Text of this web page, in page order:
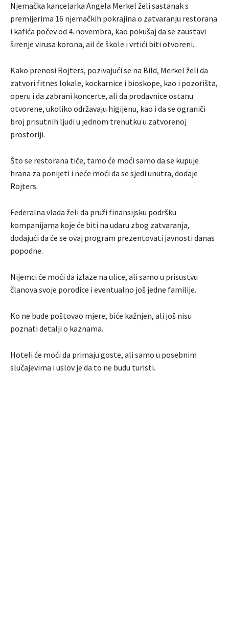
Njemačka kancelarka Angela Merkel želi sastanak s
premijerima 16 njemačkih pokrajina o zatvaranju restorana
i kafića počev od 4. novembra, kao pokušaj da se zaustavi
širenje virusa korona, ail će škole i vrtići biti otvoreni.
Kako prenosi Rojters, pozivajući se na Bild, Merkel želi da
zatvori fitnes lokale, kockarnice i bioskope, kao i pozorišta,
operu i da zabrani koncerte, ali da prodavnice ostanu
otvorene, ukoliko održavaju higijenu, kao i da se ograniči
broj prisutnih ljudi u jednom trenutku u zatvorenoj
prostoriji.
Što se restorana tiče, tamo će moći samo da se kupuje
hrana za ponijeti i neće moći da se sjedi unutra, dodaje
Rojters.
Federalna vlada želi da pruži finansijsku podršku
kompanijama koje će biti na udaru zbog zatvaranja,
dodajući da će se ovaj program prezentovati javnosti danas
popodne.
Nijemci će moći da izlaze na ulice, ali samo u prisustvu
članova svoje porodice i eventualno još jedne familije.
Ko ne bude poštovao mjere, biće kažnjen, ali još nisu
poznati detalji o kaznama.
Hoteli će moći da primaju goste, ali samo u posebnim
slučajevima i uslov je da to ne budu turisti.